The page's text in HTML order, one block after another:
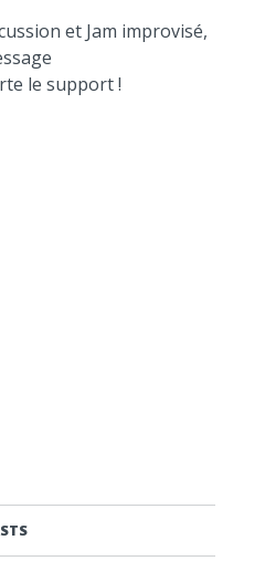
et Jam improvisé,
le support !